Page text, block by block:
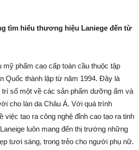
tìm hiểu thương hiệu Laniege đến từ
mỹ phẩm cao cấp toàn cầu thuộc tập
Quốc thành lập từ năm 1994. Đây là
số một về các sản phẩm dưỡng ẩm và
cho làn da Châu Á. Với quá trình
việc tạo ra công nghệ đỉnh cao tạo ra tinh
luôn mang đến thị trường những
tươi sáng, trong trẻo cho người phụ nữ.